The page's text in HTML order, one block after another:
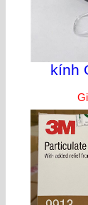
kính